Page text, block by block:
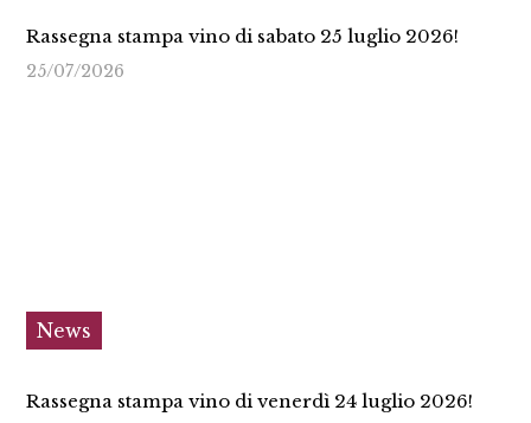
Rassegna stampa vino di sabato 25 luglio 2026!
25/07/2026
News
Rassegna stampa vino di venerdì 24 luglio 2026!